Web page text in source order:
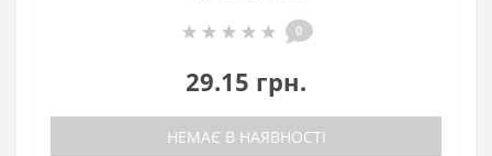
0
29.15 грн.
НЕМАЄ В НАЯВНОСТІ